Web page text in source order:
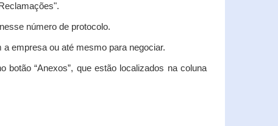
número de protocolo.
empresa ou até mesmo para negociar.
“Anexos”, que estão localizados na coluna